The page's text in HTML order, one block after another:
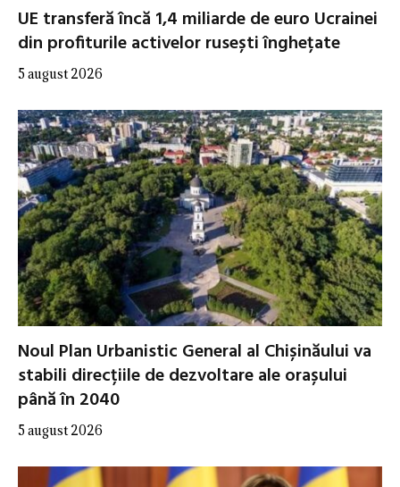
UE transferă încă 1,4 miliarde de euro Ucrainei
din profiturile activelor rusești înghețate
5 august 2026
Noul Plan Urbanistic General al Chișinăului va
stabili direcțiile de dezvoltare ale orașului
până în 2040
5 august 2026